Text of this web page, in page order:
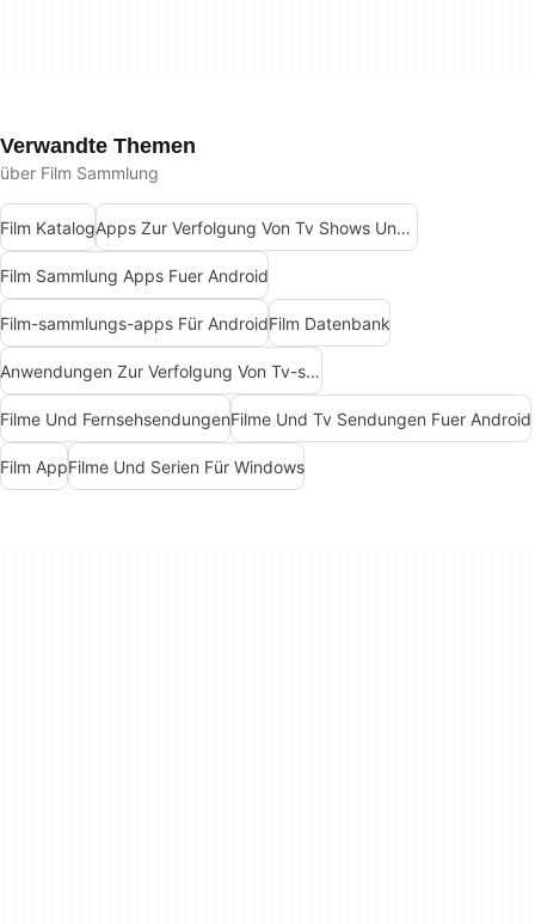
Verwandte Themen
über Film Sammlung
Film Katalog Apps Zur Verfolgung Von Tv Shows Und Filmen
Film Sammlung Apps Fuer Android
Film-sammlungs-apps Für AndroidFilm Datenbank
Anwendungen Zur Verfolgung Von Tv-sendungen Und Filmen
Filme Und FernsehsendungenFilme Und Tv Sendungen Fuer Android
Film AppFilme Und Serien Für Windows